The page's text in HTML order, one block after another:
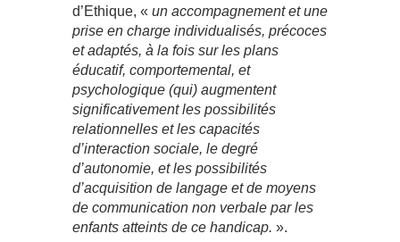
d’Ethique, « un accompagnement et une
prise en charge individualisés, précoces
et adaptés, à la fois sur les plans
éducatif, comportemental, et
psychologique (qui) augmentent
significativement les possibilités
relationnelles et les capacités
d’interaction sociale, le degré
d’autonomie, et les possibilités
d’acquisition de langage et de moyens
de communication non verbale par les
enfants atteints de ce handicap. ».